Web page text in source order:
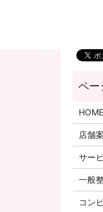
HOME
店舗
サー
一般
コン